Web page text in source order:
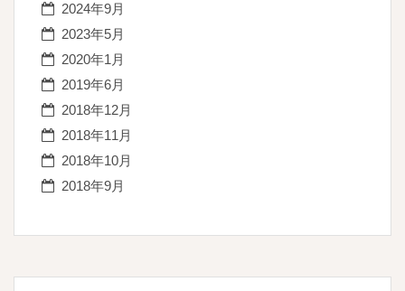
2024年9月
2023年5月
2020年1月
2019年6月
2018年12月
2018年11月
2018年10月
2018年9月